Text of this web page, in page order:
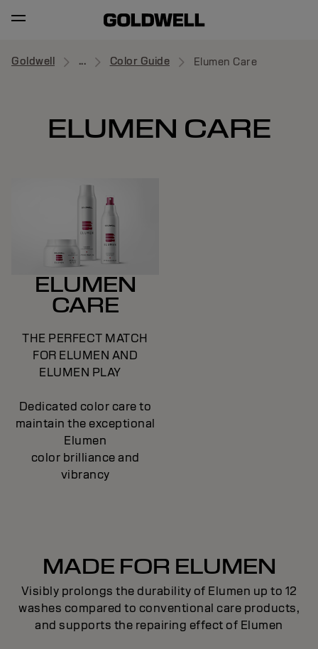
Goldwell ... Color Guide Elumen Care
ELUMEN CARE
ELUMEN
CARE
THE PERFECT MATCH
FOR ELUMEN AND
ELUMEN PLAY
Dedicated color care to
maintain the exceptional
Elumen
color brilliance and
vibrancy
MADE FOR ELUMEN
Visibly prolongs the durability of Elumen up to 12
washes compared to conventional care products,
and supports the repairing effect of Elumen